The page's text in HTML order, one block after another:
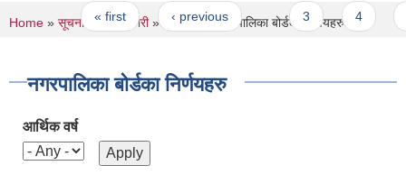
Pages
« first ‹ previous … 3 4
You are here
Home » सूचना तथा जानकारी» निर्णयहरु» नगरपालिका बोर्डका निर्णयहरु
नगरपालिका बोर्डका निर्णयहरु
आर्थिक वर्ष